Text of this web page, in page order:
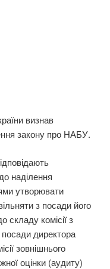
визнав
закону про НАБУ.
наділення
утворювати
з посади його
складу комісії з
директора
зовнішнього
оцінки (аудиту)